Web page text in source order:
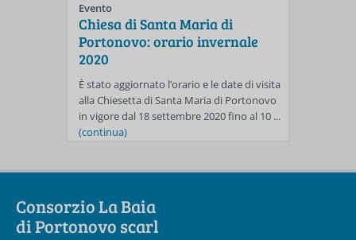
Evento
Chiesa di Santa Maria di
Portonovo: orario invernale
2020
È stato aggiornato l’orario e le date di visita
alla Chiesetta di Santa Maria di Portonovo
in vigore dal 18 settembre 2020 fino al 10 ...
(continua)
Consorzio La Baia
di Portonovo scarl